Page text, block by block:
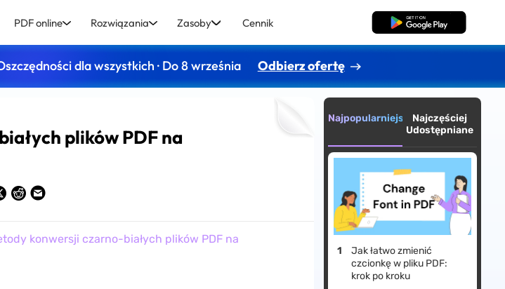
PDF online Rozwiązania Zasoby Cennik Pobierz za darmo
dla wszystkich · Do 8 września Odbierz ofertę
plików PDF na
konwersji czarno-białych plików PDF na
NajpopularniejszeNajczęściej
Udostępniane
Jak łatwo zmienić
czcionkę w pliku PDF:
krok po kroku